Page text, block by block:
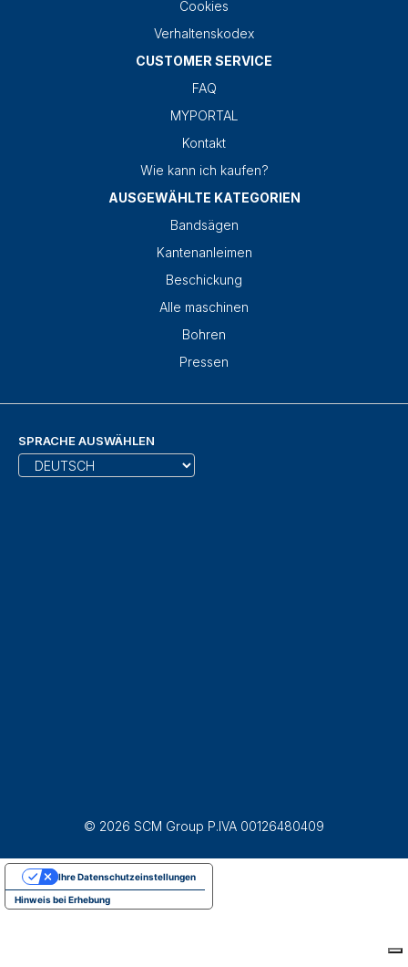
Cookies
Verhaltenskodex
CUSTOMER SERVICE
FAQ
MYPORTAL
Kontakt
Wie kann ich kaufen?
AUSGEWÄHLTE KATEGORIEN
Bandsägen
Kantenanleimen
Beschickung
Alle maschinen
Bohren
Pressen
SPRACHE AUSWÄHLEN
© 2026 SCM Group P.IVA 00126480409
Hinweis bei Erhebung
Ihre Datenschutzeinstellungen